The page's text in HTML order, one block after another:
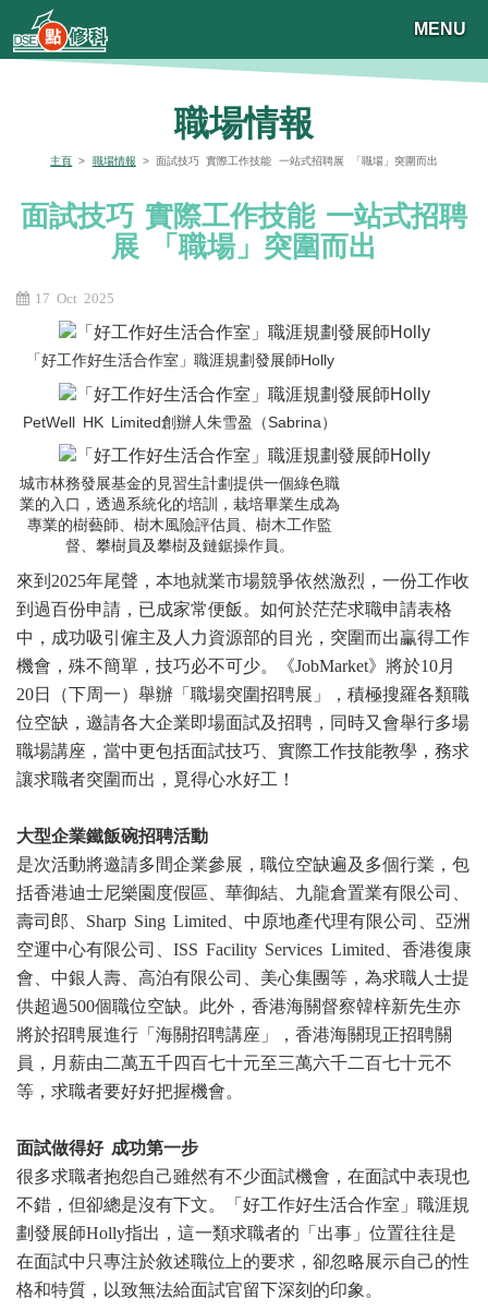
MENU
職場情報
主頁 > 職場情報 > 面試技巧 實際工作技能 一站式招聘展 「職場」突圍而出
面試技巧 實際工作技能 一站式招聘
展 「職場」突圍而出
17 Oct 2025
「好工作好生活合作室」職涯規劃發展師Holly
PetWell HK Limited創辦人朱雪盈（Sabrina）
城市林務發展基金的見習生計劃提供一個綠色職
業的入口，透過系統化的培訓，栽培畢業生成為
專業的樹藝師、樹木風險評估員、樹木工作監
督、攀樹員及攀樹及鏈鋸操作員。
來到2025年尾聲，本地就業市場競爭依然激烈，一份工作收
到過百份申請，已成家常便飯。如何於茫茫求職申請表格
中，成功吸引僱主及人力資源部的目光，突圍而出臝得工作
機會，殊不簡單，技巧必不可少。《JobMarket》將於10月
20日（下周一）舉辦「職場突圍招聘展」，積極搜羅各類職
位空缺，邀請各大企業即場面試及招聘，同時又會舉行多場
職場講座，當中更包括面試技巧、實際工作技能教學，務求
讓求職者突圍而出，覓得心水好工！
大型企業鐵飯碗招聘活動
是次活動將邀請多間企業參展，職位空缺遍及多個行業，包
括香港迪士尼樂園度假區、華御結、九龍倉置業有限公司、
壽司郎、Sharp Sing Limited、中原地產代理有限公司、亞洲
空運中心有限公司、ISS Facility Services Limited、香港復康
會、中銀人壽、高泊有限公司、美心集團等，為求職人士提
供超過500個職位空缺。此外，香港海關督察韓梓新先生亦
將於招聘展進行「海關招聘講座」，香港海關現正招聘關
員，月薪由二萬五千四百七十元至三萬六千二百七十元不
等，求職者要好好把握機會。
面試做得好 成功第一步
很多求職者抱怨自己雖然有不少面試機會，在面試中表現也
不錯，但卻總是沒有下文。「好工作好生活合作室」職涯規
劃發展師Holly指出，這一類求職者的「出事」位置往往是
在面試中只專注於敘述職位上的要求，卻忽略展示自己的性
格和特質，以致無法給面試官留下深刻的印象。